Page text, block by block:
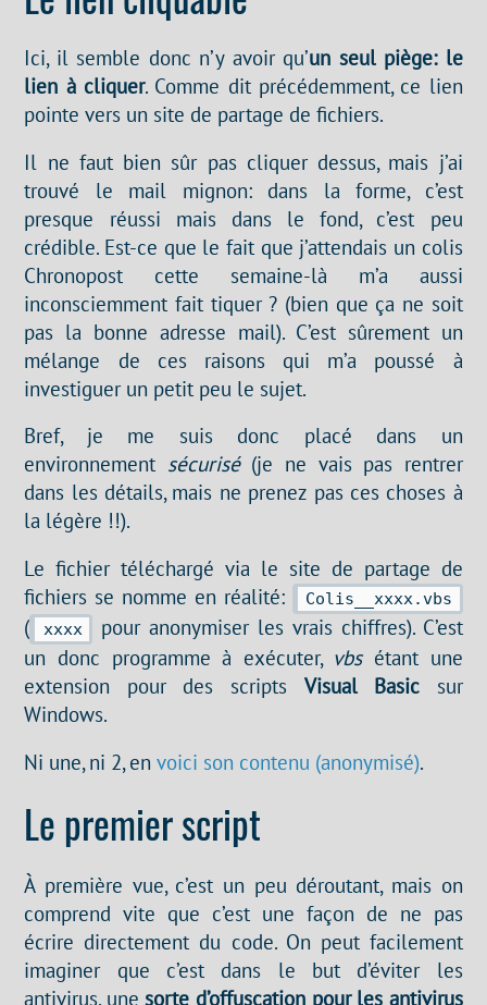
Ici, il semble donc n’y avoir qu’un seul piège: le
lien à cliquer. Comme dit précédemment, ce lien
pointe vers un site de partage de fichiers.
Il ne faut bien sûr pas cliquer dessus, mais j’ai
trouvé le mail mignon: dans la forme, c’est
presque réussi mais dans le fond, c’est peu
crédible. Est-ce que le fait que j’attendais un colis
Chronopost cette semaine-là m’a aussi
inconsciemment fait tiquer ? (bien que ça ne soit
pas la bonne adresse mail). C’est sûrement un
mélange de ces raisons qui m’a poussé à
investiguer un petit peu le sujet.
Bref, je me suis donc placé dans un
environnement sécurisé(je ne vais pas rentrer
dans les détails, mais ne prenez pas ces choses à
la légère !!).
Le fichier téléchargé via le site de partage de
fichiers se nomme en réalité:
Colis__xxxx.vbs
( xxxx
pour anonymiser les vrais chiffres). C’est
un donc programme à exécuter, vbsétant une
extension pour des scripts Visual Basic sur
Windows.
Ni une, ni 2, envoici son contenu (anonymisé).
Le premier script
À première vue, c’est un peu déroutant, mais on
comprend vite que c’est une façon de ne pas
écrire directement du code. On peut facilement
imaginer que c’est dans le but d’éviter les
antivirus, unesorte d’offuscation pour les antivirus